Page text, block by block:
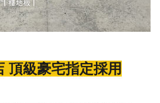
頂級豪宅指定採用